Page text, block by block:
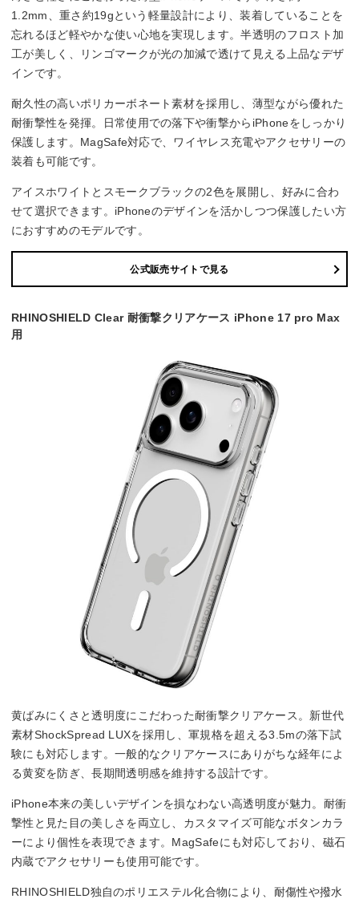
1.2mm、重さ約19gという軽量設計により、装着していることを
忘れるほど軽やかな使い心地を実現します。半透明のフロスト加
工が美しく、リンゴマークが光の加減で透けて見える上品なデザ
インです。
耐久性の高いポリカーボネート素材を採用し、薄型ながら優れた
耐衝撃性を発揮。日常使用での落下や衝撃からiPhoneをしっかり
保護します。MagSafe対応で、ワイヤレス充電やアクセサリーの
装着も可能です。
アイスホワイトとスモークブラックの2色を展開し、好みに合わ
せて選択できます。iPhoneのデザインを活かしつつ保護したい方
におすすめのモデルです。
公式販売サイトで見る
RHINOSHIELD Clear 耐衝撃クリアケース iPhone 17 pro Max
用
黄ばみにくさと透明度にこだわった耐衝撃クリアケース。新世代
素材ShockSpread LUXを採用し、軍規格を超える3.5mの落下試
験にも対応します。一般的なクリアケースにありがちな経年によ
る黄変を防ぎ、長期間透明感を維持する設計です。
iPhone本来の美しいデザインを損なわない高透明度が魅力。耐衝
撃性と見た目の美しさを両立し、カスタマイズ可能なボタンカラ
ーにより個性を表現できます。MagSafeにも対応しており、磁石
内蔵でアクセサリーも使用可能です。
RHINOSHIELD独自のポリエステル化合物により、耐傷性や撥水